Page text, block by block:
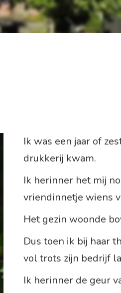
Ik was een jaar of
drukkerij kwam.
Ik herinner het mij
vriendinnetje wiens
Het gezin woonde
Dus toen ik bij haar
vol trots zijn bedrijf
Ik herinner de geur